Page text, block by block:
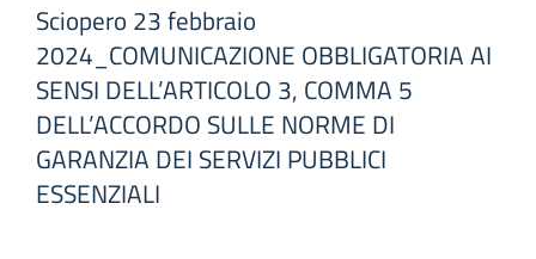
Sciopero 23 febbraio
2024_COMUNICAZIONE OBBLIGATORIA AI
SENSI DELL’ARTICOLO 3, COMMA 5
DELL’ACCORDO SULLE NORME DI
GARANZIA DEI SERVIZI PUBBLICI
ESSENZIALI